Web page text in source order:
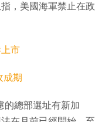
，美國海軍禁止在政
市
成期
的總部選址有新加